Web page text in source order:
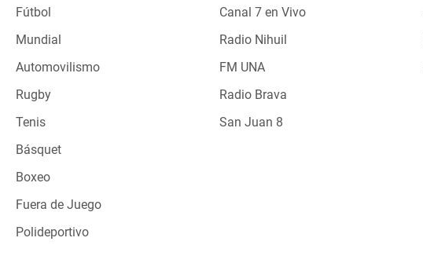
Fútbol
Mundial
Automovilismo
Rugby
Tenis
Básquet
Boxeo
Fuera de Juego
Polideportivo
Canal 7 en Vivo
Radio Nihuil
FM UNA
Radio Brava
San Juan 8